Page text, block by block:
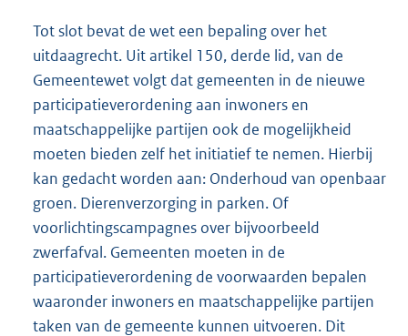
Tot slot bevat de wet een bepaling over het
uitdaagrecht. Uit artikel 150, derde lid, van de
Gemeentewet volgt dat gemeenten in de nieuwe
participatieverordening aan inwoners en
maatschappelijke partijen ook de mogelijkheid
moeten bieden zelf het initiatief te nemen. Hierbij
kan gedacht worden aan: Onderhoud van openbaar
groen. Dierenverzorging in parken. Of
voorlichtingscampagnes over bijvoorbeeld
zwerfafval. Gemeenten moeten in de
participatieverordening de voorwaarden bepalen
waaronder inwoners en maatschappelijke partijen
taken van de gemeente kunnen uitvoeren. Dit